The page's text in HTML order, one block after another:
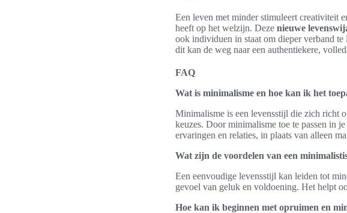
Een leven met minder stimuleert creativiteit
heeft op het welzijn. Deze nieuwe
ook individuen in staat om dieper verband te
dit kan de weg naar een authentiekere,
FAQ
Wat is minimalisme en hoe kan ik het
Minimalisme is een levensstijl die zich richt
keuzes. Door minimalisme toe te passen in
ervaringen en relaties, in plaats van alleen
Wat zijn de voordelen van een
Een eenvoudige levensstijl kan leiden tot
gevoel van geluk en voldoening. Het helpt
Hoe kan ik beginnen met opruimen en